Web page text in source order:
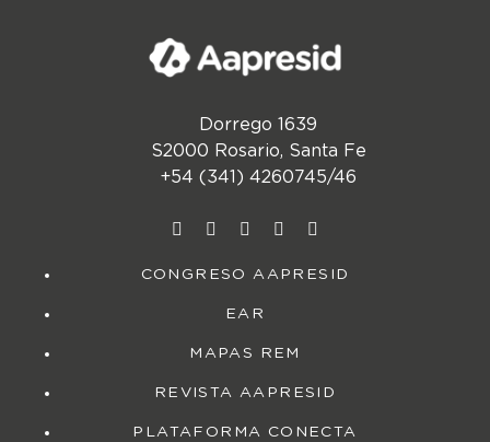
Dorrego 1639
S2000 Rosario, Santa Fe
+54 (341) 4260745/46
CONGRESO AAPRESID
EAR
MAPAS REM
REVISTA AAPRESID
PLATAFORMA CONECTA